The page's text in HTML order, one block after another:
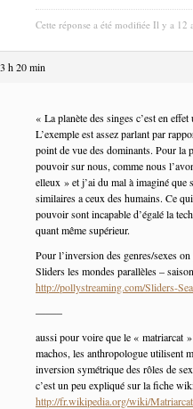
Cette réponse a été modifiée Il y a 12
h 20 min
« La planète des singes c’est en
L’exemple est assez parlant par
point de vue des dominants. Pour la
pouvoir sur nous, comme nous
elleux » et j’ai du mal à imaginé
similaires a ceux des humains. Ce
pouvoir sont incapable d’égalé la
quant même supérieur.
Pour l’inversion des genres/sexes
Sliders les mondes parallèles –
http://pollystreaming.com/Sliders-
——–
aussi pour voire que le « matriarcat
machos, les anthropologue utilisent
inversion symétrique des rôles de
c’est un peu expliqué sur la fiche
http://fr.wikipedia.org/wiki/Matriarcat